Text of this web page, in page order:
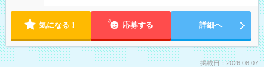
気になる！ 応募する 詳細へ
掲載日：2026.08.07